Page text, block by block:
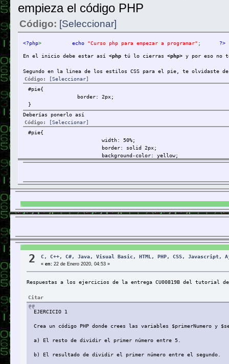
empieza el código PHP
Código: [Seleccionar]
<?php> echo "Curso php para empezar a programar" ; ?>
En el inicio debe estar así <phptú lo cierras <php>y por eso no
Segundo en la linea de los estilos CSS para el pie, te
Código:
[Seleccionar]
#pie{
border: 2px;
}
Deberías ponerlo así
Código:
[Seleccionar]
#pie{
width: 50%;
border:
solid 2px;
background-color: yellow;
}
Quedaría así:
Código:[Seleccionar]
<html>
<head>
<style type="text/css">
#cabecera{
width: 50%;
#pie{
text-align: center;
#cabecera, #pie{margin:auto;}
</style>
2 C, C++, C#, Java, Visual Basic, HTML, PHP, CSS, Javascript,
«en: 22 de Enero 2020, 04:53 »
Respuestas a los ejercicios de la entrega CU00819B del tutorial
Citar
EJERCICIO 1
Crea un código PHP donde crees las variables $primerNumero y
a) El resto de dividir el primer número entre 5.
b) El resultado de dividir el primer número entre el segundo.